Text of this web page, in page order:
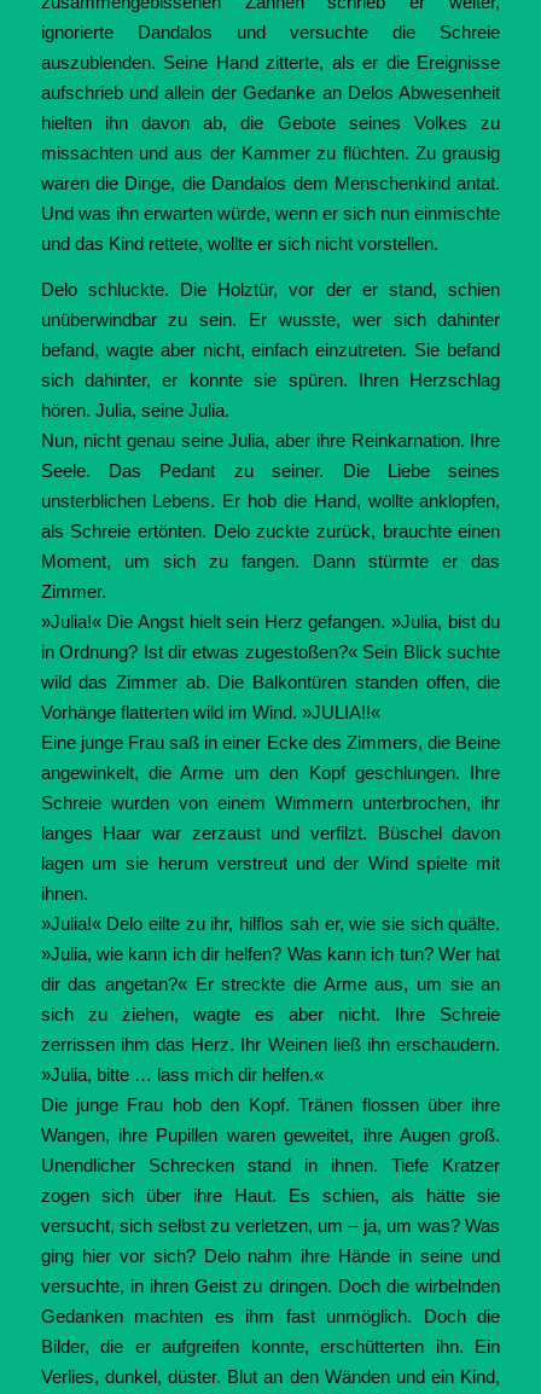
ignorierte Dandalos und versuchte die Schreie
auszublenden. Seine Hand zitterte, als er die Ereignisse
aufschrieb und allein der Gedanke an Delos Abwesenheit
hielten ihn davon ab, die Gebote seines Volkes zu
missachten und aus der Kammer zu flüchten. Zu grausig
waren die Dinge, die Dandalos dem Menschenkind antat.
Und was ihn erwarten würde, wenn er sich nun einmischte
und das Kind rettete, wollte er sich nicht vorstellen.
Delo schluckte. Die Holztür, vor der er stand, schien
unüberwindbar zu sein. Er wusste, wer sich dahinter
befand, wagte aber nicht, einfach einzutreten. Sie befand
sich dahinter, er konnte sie spüren. Ihren Herzschlag
hören. Julia, seine Julia.
Nun, nicht genau seine Julia, aber ihre Reinkarnation. Ihre
Seele. Das Pedant zu seiner. Die Liebe seines
unsterblichen Lebens. Er hob die Hand, wollte anklopfen,
als Schreie ertönten. Delo zuckte zurück, brauchte einen
Moment, um sich zu fangen. Dann stürmte er das
Zimmer.
»Julia!« Die Angst hielt sein Herz gefangen. »Julia, bist du
in Ordnung? Ist dir etwas zugestoßen?« Sein Blick suchte
wild das Zimmer ab. Die Balkontüren standen offen, die
Vorhänge flatterten wild im Wind. »JULIA!!«
Eine junge Frau saß in einer Ecke des Zimmers, die Beine
angewinkelt, die Arme um den Kopf geschlungen. Ihre
Schreie wurden von einem Wimmern unterbrochen, ihr
langes Haar war zerzaust und verfilzt. Büschel davon
lagen um sie herum verstreut und der Wind spielte mit
ihnen.
»Julia!« Delo eilte zu ihr, hilflos sah er, wie sie sich quälte.
»Julia, wie kann ich dir helfen? Was kann ich tun? Wer hat
dir das angetan?« Er streckte die Arme aus, um sie an
sich zu ziehen, wagte es aber nicht. Ihre Schreie
zerrissen ihm das Herz. Ihr Weinen ließ ihn erschaudern.
»Julia, bitte … lass mich dir helfen.«
Die junge Frau hob den Kopf. Tränen flossen über ihre
Wangen, ihre Pupillen waren geweitet, ihre Augen groß.
Unendlicher Schrecken stand in ihnen. Tiefe Kratzer
zogen sich über ihre Haut. Es schien, als hätte sie
versucht, sich selbst zu verletzen, um – ja, um was? Was
ging hier vor sich? Delo nahm ihre Hände in seine und
versuchte, in ihren Geist zu dringen. Doch die wirbelnden
Gedanken machten es ihm fast unmöglich. Doch die
Bilder, die er aufgreifen konnte, erschütterten ihn. Ein
Verlies, dunkel, düster. Blut an den Wänden und ein Kind,